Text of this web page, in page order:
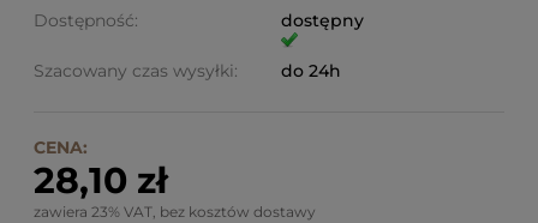
Dostępność:
dostępny
Szacowany czas wysyłki: do 24h
CENA:
28,10 zł
zawiera 23% VAT, bez kosztów dostawy